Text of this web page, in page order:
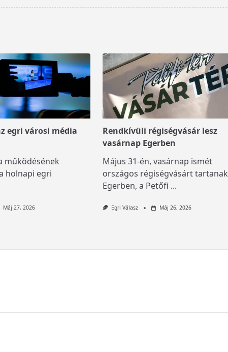
egri városi média
működésének
holnapi egri
Máj 27, 2026
Rendkívüli régiségvásár lesz
vasárnap Egerben
Május 31-én, vasárnap ismét
országos régiségvásárt tartanak
Egerben, a Petőfi ...
Egri Válasz Máj 26, 2026